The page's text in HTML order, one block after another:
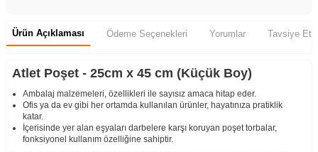
Ürün Açıklaması Ödeme Seçenekleri Yorumlar Tavsiye Et
Atlet Poşet - 25cm x 45 cm (Küçük Boy)
Ambalaj malzemeleri, özellikleri ile sayısız amaca hitap eder.
Ofis ya da ev gibi her ortamda kullanılan ürünler, hayatınıza pratiklik
katar.
İçerisinde yer alan eşyaları darbelere karşı koruyan poşet torbalar,
fonksiyonel kullanım özelliğine sahiptir.